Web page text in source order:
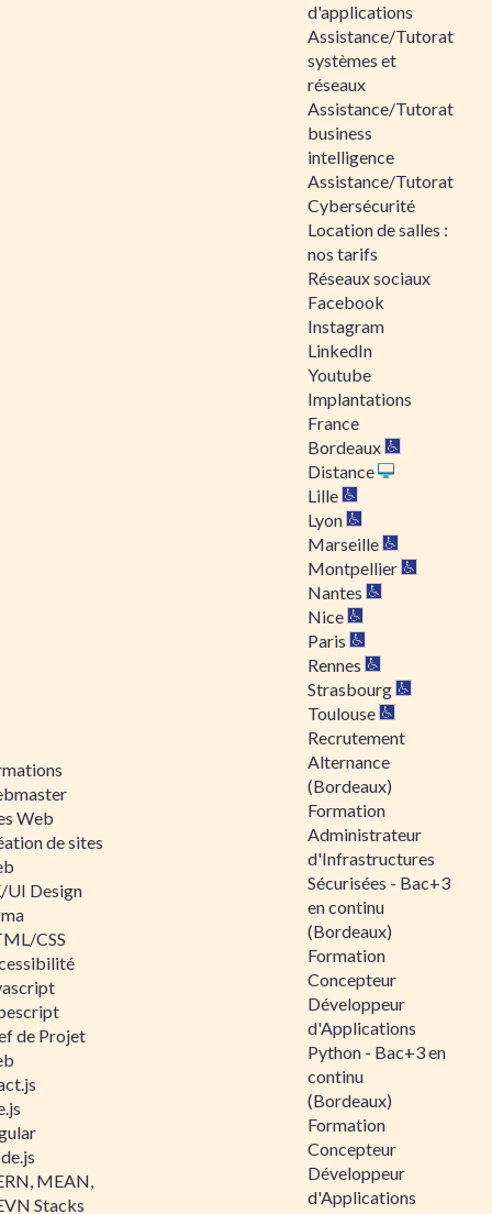
Web
de sites
UI Design
CSS
de Projet
MEAN,
Stacks
d'applications
Assistance/Tutorat
systèmes et
réseaux
Assistance/Tutorat
business
intelligence
Assistance/Tutorat
Cybersécurité
Location de salles :
nos tarifs
Réseaux sociaux
Facebook
Instagram
LinkedIn
Youtube
Implantations
France
Bordeaux
Distance
Lille
Lyon
Marseille
Montpellier
Nantes
Nice
Paris
Rennes
Strasbourg
Toulouse
Recrutement
Alternance
(Bordeaux)
Formation
Administrateur
d'Infrastructures
Sécurisées - Bac+3
en continu
(Bordeaux)
Formation
Concepteur
Développeur
d'Applications
Python - Bac+3 en
continu
(Bordeaux)
Formation
Concepteur
Développeur
d'Applications